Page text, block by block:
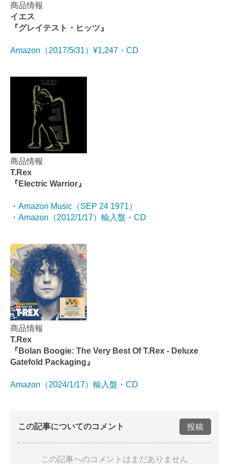
商品情報
イエス
『グレイテスト・ヒッツ』
Amazon（2017/5/31）¥1,247・CD
商品情報
T.Rex
『Electric Warrior』
・ Amazon Music（SEP 24 1971）
・ Amazon（2012/1/17）輸入盤・CD
商品情報
T.Rex
『Bolan Boogie: The Very Best Of T.Rex - Deluxe
Gatefold Packaging』
Amazon（2024/1/17）輸入盤・CD
この記事についてのコメント 投稿
この記事へのコメントはまだありません